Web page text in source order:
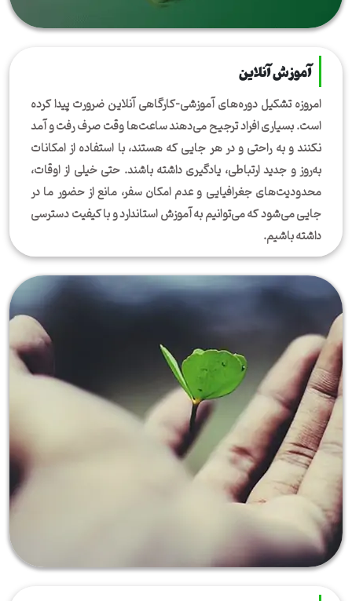
آموزش آنلاین
امروزه تشکیل دوره‌های آموزشی-کارگاهی آنلاین ضرورت پیدا کرده
است. بسیاری افراد ترجیح می‌دهند ساعت‌ها وقت صرف رفت و آمد
نکنند و به راحتی و در هر جایی که هستند، با استفاده از امکانات
به‌روز و جدید ارتباطی، یادگیری داشته باشند. حتی خیلی از اوقات،
محدودیت‌های جغرافیایی و عدم امکان سفر، مانع از حضور ما در
جایی می‌شود که می‌توانیم به آموزش استاندارد و با کیفیت دسترسی
داشته باشیم.